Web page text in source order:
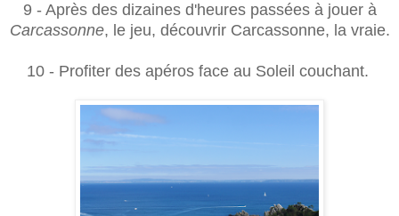
9 - Après des dizaines d'heures passées à jouer à
Carcassonne, le jeu, découvrir Carcassonne, la vraie.
10 - Profiter des apéros face au Soleil couchant.